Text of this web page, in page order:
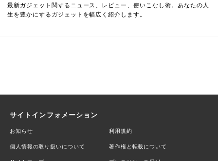
最新ガジェット関するニュース、レビュー、使いこなし術。あなたの人
生を豊かにするガジェットを幅広く紹介します。
サイトインフォメーション
お知らせ 利用規約
個人情報の取り扱いについて 著作権と転載について